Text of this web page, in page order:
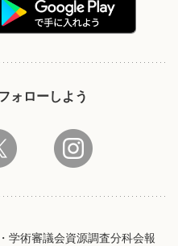
ォローしよう
学術審議会資源調査分科会報